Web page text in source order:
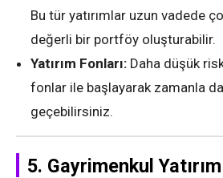
Bu tür yatırımlar uzun vadede
değerli bir portföy oluşturabilir.
Yatırım Fonları: Daha düşük
fonlar ile başlayarak zamanla
geçebilirsiniz.
5. Gayrimenkul